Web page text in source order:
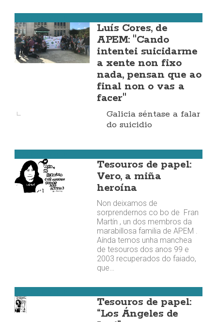
Luís Cores, de
APEM: "Cando
intentei suicidarme
a xente non fixo
nada, pensan que ao
final non o vas a
facer"
Galicia séntase a falar
do suicidio
Tesouros de papel:
Vero, a miña
heroína
Non deixamos de
sorprendernos co bo de Fran
Martín , un dos membros da
marabillosa familia de APEM .
Aínda temos unha manchea
de tesouros dos anos 99 e
2003 recuperados do faiado,
que…
Tesouros de papel:
“Los Ángeles de